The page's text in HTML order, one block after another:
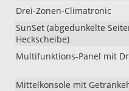
Drei-Zonen-Climatronic
SunSet (abgedunkelte
Heckscheibe)
Multifunktions-Panel mit
Mittelkonsole mit